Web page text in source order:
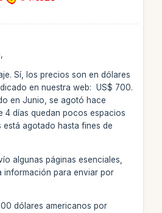
Sí, los precios son en dólares
en nuestra web: US$ 700.
en Junio, se agotó hace
4 días quedan pocos espacios
agotado hasta fines de
algunas páginas esenciales,
información para enviar por
dólares americanos por